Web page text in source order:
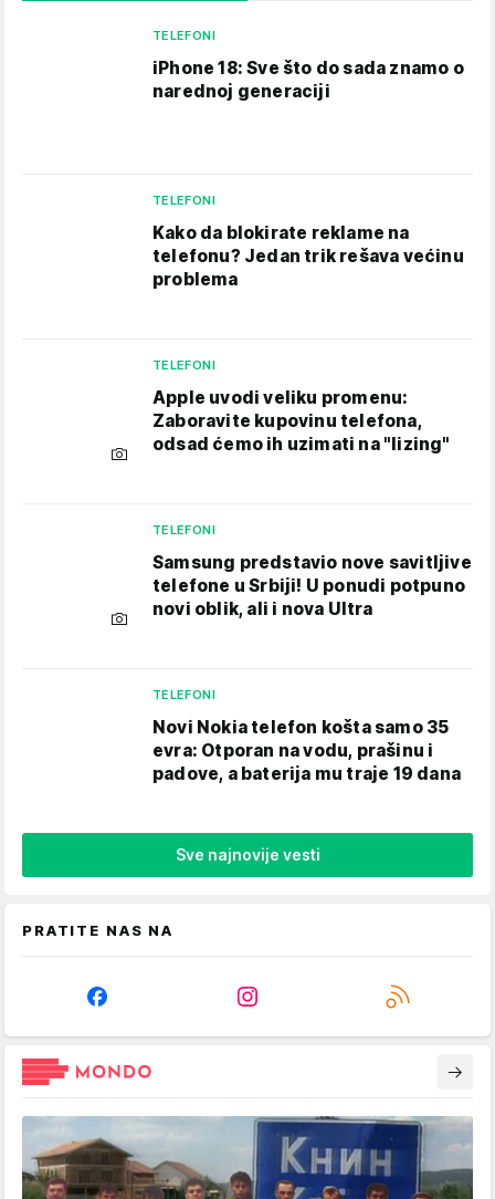
TELEFONI
iPhone 18: Sve što do sada znamo o
narednoj generaciji
TELEFONI
Kako da blokirate reklame na
telefonu​? Jedan trik rešava većinu
problema
TELEFONI
Apple uvodi veliku promenu:
Zaboravite kupovinu telefona,
odsad ćemo ih uzimati na "lizing"
TELEFONI
Samsung predstavio nove savitljive
telefone u Srbiji! U ponudi potpuno
novi oblik, ali i nova Ultra
TELEFONI
Novi Nokia telefon košta samo 35
evra: Otporan na vodu, prašinu i
padove, a baterija mu traje 19 dana
Sve najnovije vesti
PRATITE NAS NA